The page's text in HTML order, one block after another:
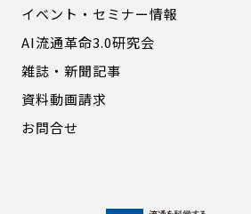
イベント・セミナー情報
AI流通革命3.0研究会
雑誌・新聞記事
資料動画請求
お問合せ